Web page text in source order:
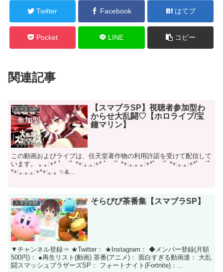
Twitter Facebook はてブ
Pocket LINE コピー
関連記事
スマブラSP
【スマブラSP】視聴者参加型わ
からせ大乱闘♡【ホロライブ/宝
鐘マリン】
この動画およびライブは、任天堂著作物の利用許諾を受けて配信して
います。 ｡.｡:+* ﾟ ゜ﾟ *+:｡.｡:+* ﾟ ゜ﾟ *+:｡.｡.｡:+*ﾟ ゜ﾟ *+:｡.｡:+*ﾟ ゜ﾟ
*+:｡.｡.｡:+*+:｡.｡ ✨&...
スマブラSP そらびび茶番集【スマブラSP】
▼チャンネル登録⇒ ★Twitter： ★Instagram： ◆メンバー登録(月額
500円)： ●再生リスト(動画) 茶番(アニメ)： 面白すぎる動画達： 大乱
闘スマッシュブラザーズSP： フォートナイト(Fortnite)：...